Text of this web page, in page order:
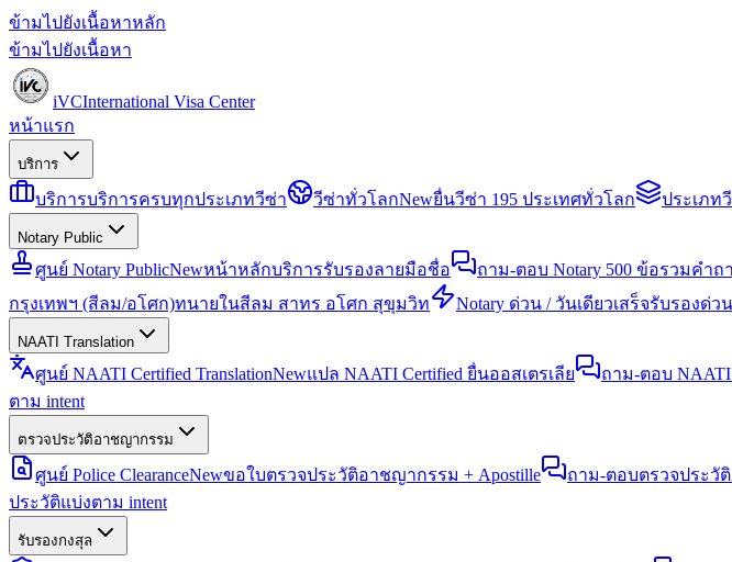
ข้ามไปยังเนื้อหาหลัก
ข้ามไปยังเนื้อหา
iVCInternational Visa Center
หน้าแรก
บริการ
บริการบริการครบทุกประเภทวีซ่า วีซ่าทั่วโลกNewยื่นวีซ่า 195 ประเทศทั่วโลก ประเภท
Notary Public
ศูนย์ Notary PublicNewหน้าหลักบริการรับรองลายมือชื่อ ถาม-ตอบ Notary 500 ข้อรวมคำถ
กรุงเทพฯ (สีลม/อโศก)ทนายในสีลม สาทร อโศก สุขุมวิท Notary ด่วน / วันเดียวเสร็จรับรองด่ว
NAATI Translation
ศูนย์ NAATI Certified TranslationNewแปล NAATI Certified ยื่นออสเตรเลีย ถาม-ตอบ NAATI
ตาม intent
ตรวจประวัติอาชญากรรม
ศูนย์ Police ClearanceNewขอใบตรวจประวัติอาชญากรรม + Apostille ถาม-ตอบตรวจประวัติ
ประวัติแบ่งตาม intent
รับรองกงสุล